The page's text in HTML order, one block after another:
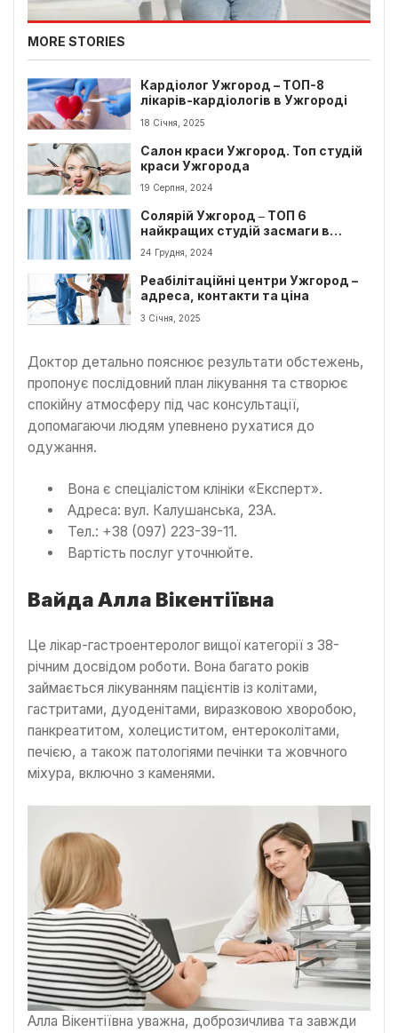
MORE STORIES
Кардіолог Ужгород – ТОП-8
лікарів-кардіологів в Ужгороді
18 Січня, 2025
Салон краси Ужгород. Топ студій
краси Ужгорода
19 Серпня, 2024
Солярій Ужгород ‒ ТОП 6
найкращих студій засмаги в
Ужгороді
24 Грудня, 2024
Реабілітаційні центри Ужгород –
адреса, контакти та ціна
3 Січня, 2025
Доктор детально пояснює результати обстежень,
пропонує послідовний план лікування та створює
спокійну атмосферу під час консультації,
допомагаючи людям упевнено рухатися до
одужання.
Вона є спеціалістом клініки «Експерт».
Адреса: вул. Калушанська, 23А.
Тел.: +38 (097) 223-39-11.
Вартість послуг уточнюйте.
Вайда Алла Вікентіївна
Це лікар-гастроентеролог вищої категорії з 38-
річним досвідом роботи. Вона багато років
займається лікуванням пацієнтів із колітами,
гастритами, дуоденітами, виразковою хворобою,
панкреатитом, холециститом, ентероколітами,
печією, а також патологіями печінки та жовчного
міхура, включно з каменями.
Алла Вікентіївна уважна, доброзичлива та завжди